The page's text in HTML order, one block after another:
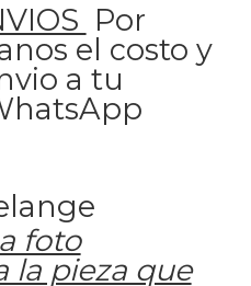
Por
el costo y
a tu
foto
la pieza que